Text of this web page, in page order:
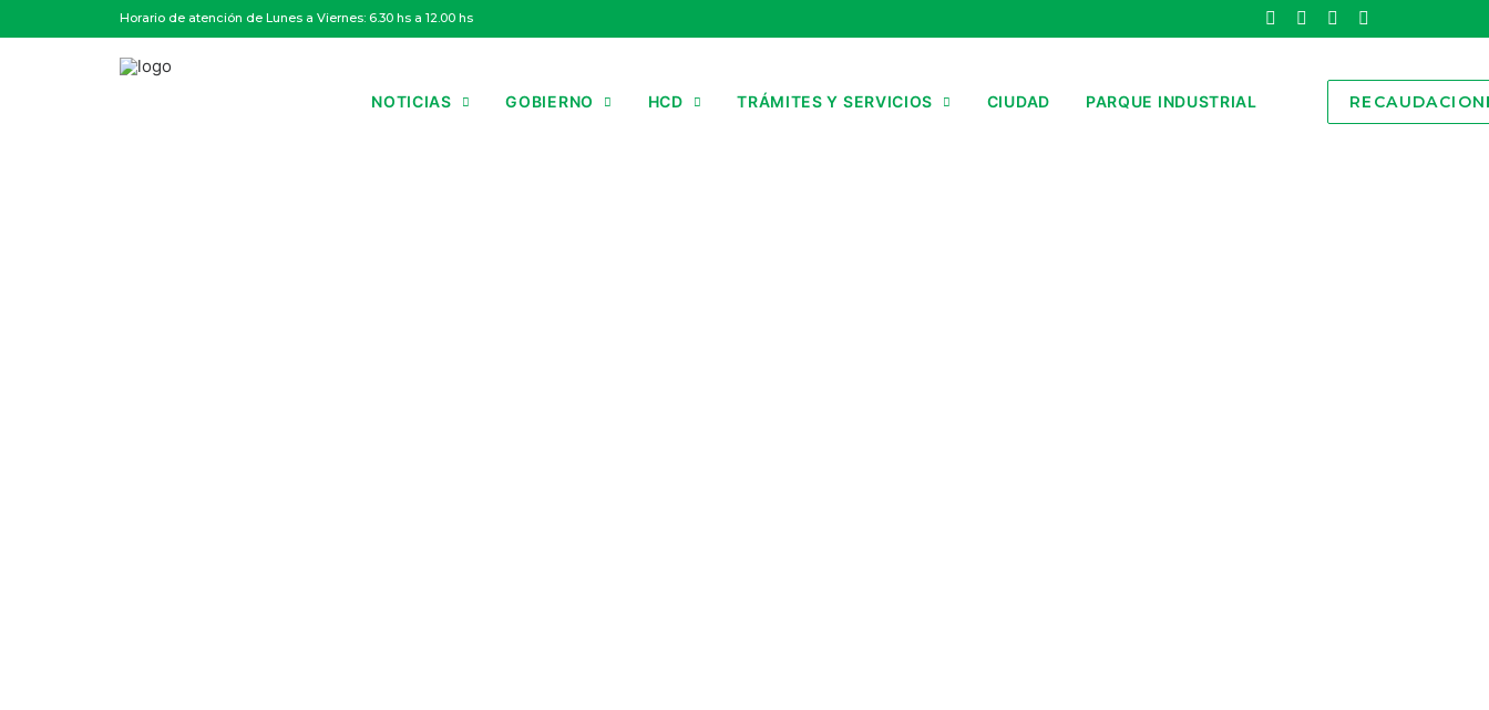
Horario de atención de Lunes a Viernes: 6.30 hs a 12.00 hs
NOTICIAS GOBIERNO HCD TRÁMITES Y SERVICIOS CIUDAD PARQUE INDUSTRIAL